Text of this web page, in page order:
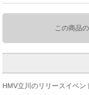
この商品
HMV立川のリリースイベン